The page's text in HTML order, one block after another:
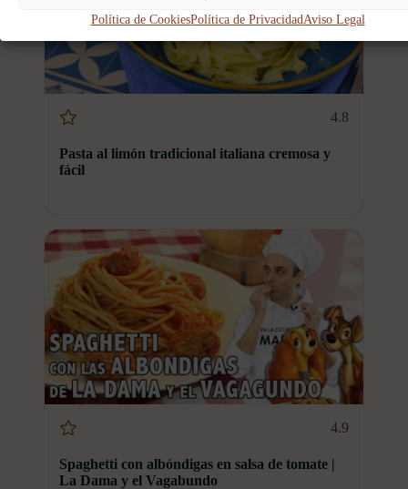
Política de CookiesPolítica de PrivacidadAviso Legal
4.8
Pasta al limón tradicional italiana cremosa y
fácil
4.9
Spaghetti con albóndigas en salsa de tomate |
La Dama y el Vagabundo